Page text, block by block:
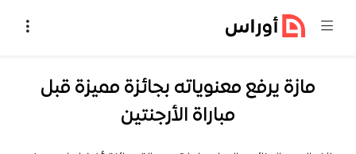
مازة يرفع معنوياته بجائزة مميزة قبل
مباراة الأرجنتين